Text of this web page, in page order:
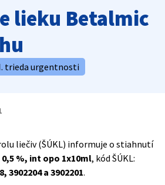
lieku Betalmic
trieda urgentnosti
liečiv (ŠÚKL) informuje o stiahnutí
0,5 %, int opo 1x10ml, kód ŠÚKL:
3902204 a 3902201.